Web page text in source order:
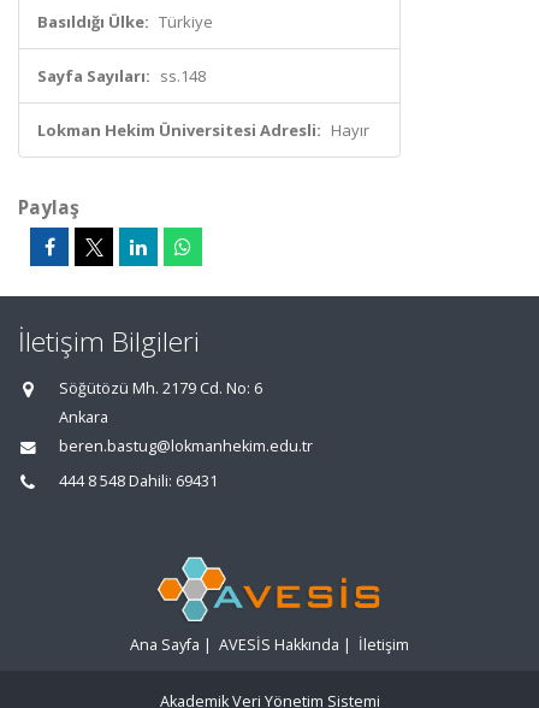
Basıldığı Ülke: Türkiye
Sayfa Sayıları: ss.148
Lokman Hekim Üniversitesi Adresli: Hayır
Paylaş
İletişim Bilgileri
Söğütözü Mh. 2179 Cd. No: 6
Ankara
beren.bastug@lokmanhekim.edu.tr
444 8 548 Dahili: 69431
Ana Sayfa | AVESİS Hakkında | İletişim
Akademik Veri Yönetim Sistemi